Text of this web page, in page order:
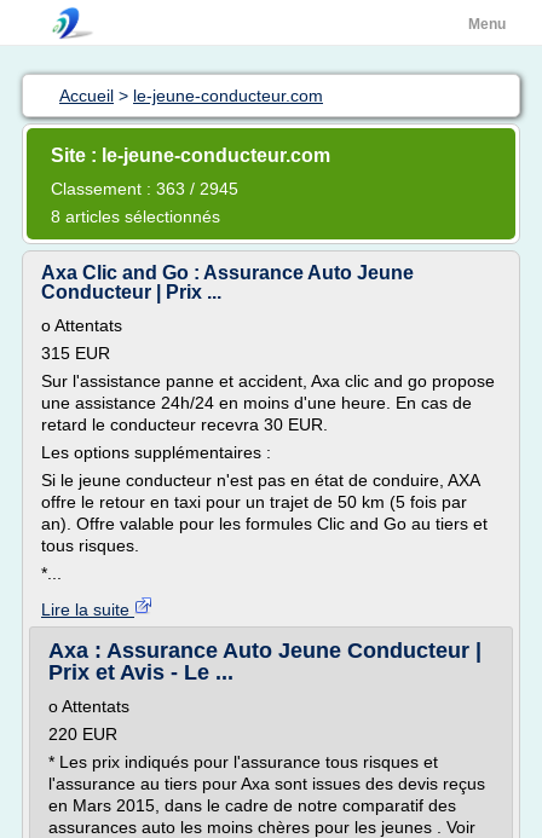
Menu
Accueil > le-jeune-conducteur.com
Site : le-jeune-conducteur.com
Classement : 363 / 2945
8 articles sélectionnés
Axa Clic and Go : Assurance Auto Jeune
Conducteur | Prix ...
o Attentats
315 EUR
Sur l'assistance panne et accident, Axa clic and go propose
une assistance 24h/24 en moins d'une heure. En cas de
retard le conducteur recevra 30 EUR.
Les options supplémentaires :
Si le jeune conducteur n'est pas en état de conduire, AXA
offre le retour en taxi pour un trajet de 50 km (5 fois par
an). Offre valable pour les formules Clic and Go au tiers et
tous risques.
*...
Lire la suite
Axa : Assurance Auto Jeune Conducteur |
Prix et Avis - Le ...
o Attentats
220 EUR
* Les prix indiqués pour l'assurance tous risques et
l'assurance au tiers pour Axa sont issues des devis reçus
en Mars 2015, dans le cadre de notre comparatif des
assurances auto les moins chères pour les jeunes . Voir